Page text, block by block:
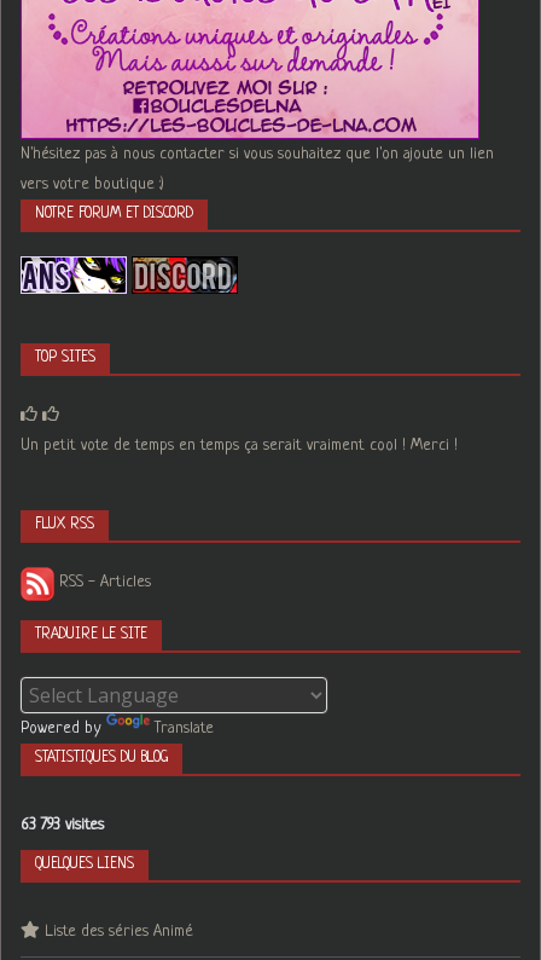
N'hésitez pas à nous contacter si vous souhaitez que l'on ajoute un lien
vers votre boutique :)
NOTRE FORUM ET DISCORD
TOP SITES
Un petit vote de temps en temps ça serait vraiment cool ! Merci !
FLUX RSS
RSS - Articles
TRADUIRE LE SITE
Powered by Translate
STATISTIQUES DU BLOG
63 793 visites
QUELQUES LIENS
Liste des séries Animé